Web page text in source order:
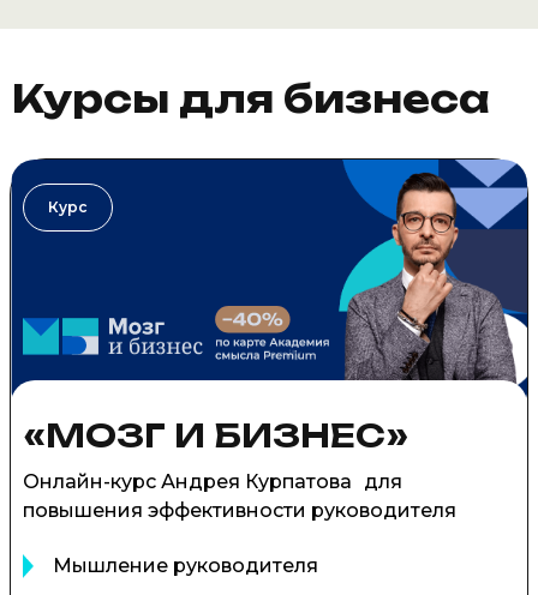
Курсы для бизнеса
Курс
«МОЗГ И БИЗНЕС»
Онлайн-курс Андрея Курпатова для
повышения эффективности руководителя
Мышление руководителя